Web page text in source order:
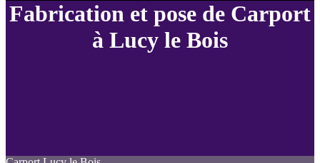
Fabrication et pose de Carport
à Lucy le Bois